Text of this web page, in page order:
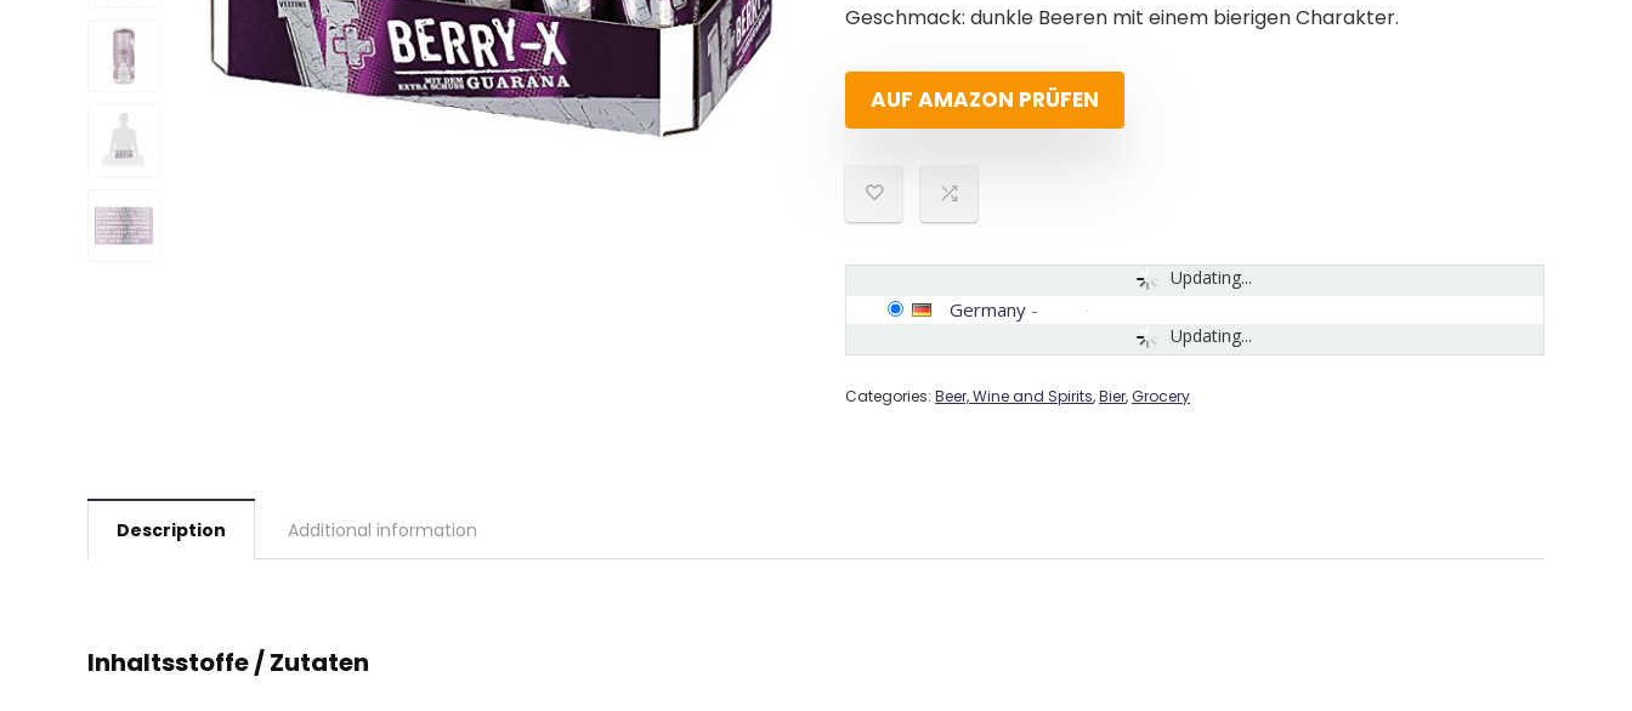
Geschmack: dunkle Beeren mit einem bierigen Charakter.
AUF AMAZON PRÜFEN
Updating...
Updating...
Germany -
Categories: Beer, Wine and Spirits,Bier,Grocery
Description Additional information
Inhaltsstoffe / Zutaten